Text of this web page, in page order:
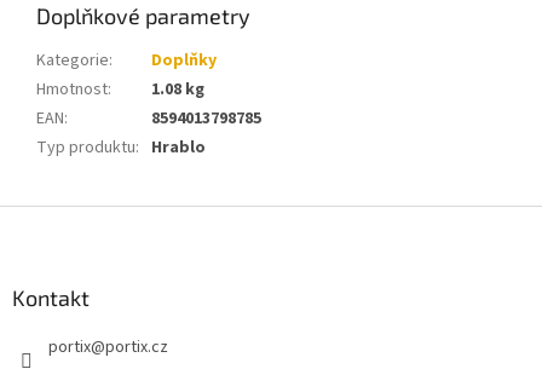
Doplňkové parametry
Kategorie:
Doplňky
Hmotnost:
1.08 kg
EAN:
8594013798785
Typ produktu: Hrablo
Kontakt
portix@portix.cz